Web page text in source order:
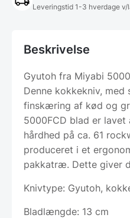
Leveringstid 1-3 hverdage v/
Beskrivelse
Gyutoh fra Miyabi
Denne kokkekniv,
finskæring af kød og
5000FCD blad er
hårdhed på ca. 61
produceret i et
pakkatræ. Dette giver
Knivtype: Gyutoh,
Bladlængde: 13 cm